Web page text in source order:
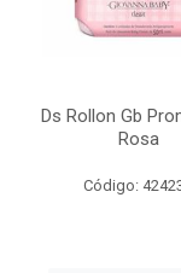
Ds Rollon Gb
Rosa
Código: